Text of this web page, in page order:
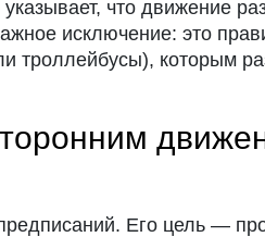
что движение
исключение: это
троллейбусы), которым
Его цель —